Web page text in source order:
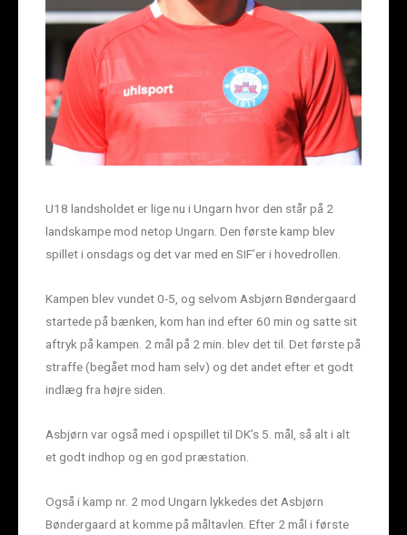
U18 landsholdet er lige nu i Ungarn hvor den står på 2
landskampe mod netop Ungarn. Den første kamp blev
spillet i onsdags og det var med en SIF’er i hovedrollen.
Kampen blev vundet 0-5, og selvom Asbjørn Bøndergaard
startede på bænken, kom han ind efter 60 min og satte sit
aftryk på kampen. 2 mål på 2 min. blev det til. Det første på
straffe (begået mod ham selv) og det andet efter et godt
indlæg fra højre siden.
Asbjørn var også med i opspillet til DK’s 5. mål, så alt i alt
et godt indhop og en god præstation.
Også i kamp nr. 2 mod Ungarn lykkedes det Asbjørn
Bøndergaard at komme på måltavlen. Efter 2 mål i første